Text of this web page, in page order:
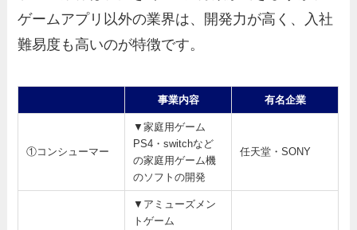
ゲームアプリ以外の業界は、開発力が高く、入社
難易度も高いのが特徴です。
事業内容 有名企業
①コンシューマー
▼家庭用ゲーム
PS4・switchなど
の家庭用ゲーム機
のソフトの開発
任天堂・SONY
▼アミューズメン
トゲーム